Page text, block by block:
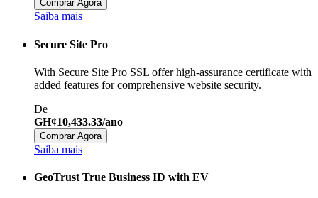
Comprar Agora
Saiba mais
Secure Site Pro
With Secure Site Pro SSL offer high-assurance certificate with
added features for comprehensive website security.
De
GH¢10,433.33/ano
Comprar Agora
Saiba mais
GeoTrust True Business ID with EV